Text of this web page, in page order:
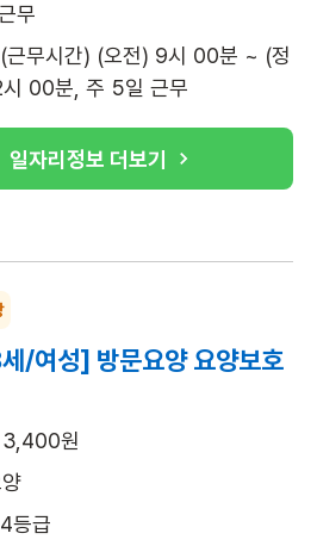
무
근무시간) (오전) 9시 00분 ~ (정
00분, 주 5일 근무
일자리정보 더보기
/여성] 방문요양 요양보호
원
등급